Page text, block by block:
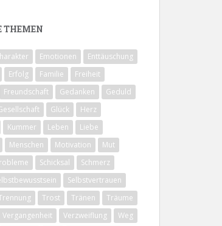
THEMEN
Emotionen
Enttäuschung
Erfolg Familie
Freiheit
Freundschaft Gedanken
Geduld
Glück
Herz
Kummer Leben
Liebe
Menschen Motivation
Mut
Schicksal
Schmerz
Selbstvertrauen
Trost Tränen
Träume
Vergangenheit Verzweiflung
Weg